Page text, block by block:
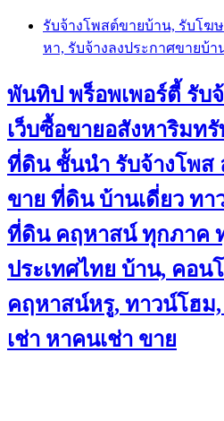
Skip
content
รับจ้างโพสต์ขายบ้าน, รับโฆ
หา, รับจ้างลงประกาศขายบ้า
พันทิป พร็อพเพอร์ตี้ รับ
เว็บซื้อขายอสังหาริมท
ที่ดิน ชั้นนำ รับจ้างโพส
ขาย ที่ดิน บ้านเดี่ยว ทา
ที่ดิน คฤหาสน์ ทุกภาค
ประเทศไทย บ้าน, คอน
คฤหาสน์หรู, ทาวน์โฮม
เช่า หาคนเช่า ขาย